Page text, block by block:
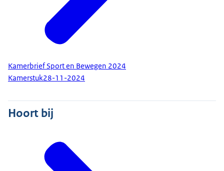
Kamerbrief Sport en Bewegen 2024
Kamerstuk28-11-2024
Hoort bij